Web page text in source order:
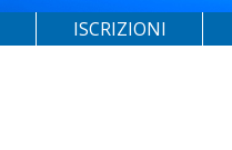
ISCRIZIONI